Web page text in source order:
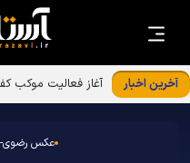
آخرین اخبار آغاز فعالیت موکب
عکس رضوی-